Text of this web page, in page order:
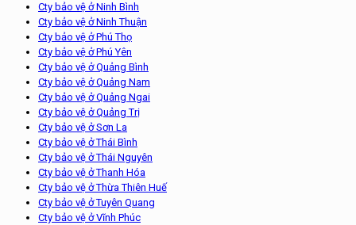
Cty bảo vệ ở Ninh Bình
Cty bảo vệ ở Ninh Thuận
Cty bảo vệ ở Phú Thọ
Cty bảo vệ ở Phú Yên
Cty bảo vệ ở Quảng Bình
Cty bảo vệ ở Quảng Nam
Cty bảo vệ ở Quảng Ngai
Cty bảo vệ ở Quảng Trị
Cty bảo vệ ở Sơn La
Cty bảo vệ ở Thái Bình
Cty bảo vệ ở Thái Nguyên
Cty bảo vệ ở Thanh Hóa
Cty bảo vệ ở Thừa Thiên Huế
Cty bảo vệ ở Tuyên Quang
Cty bảo vệ ở Vĩnh Phúc